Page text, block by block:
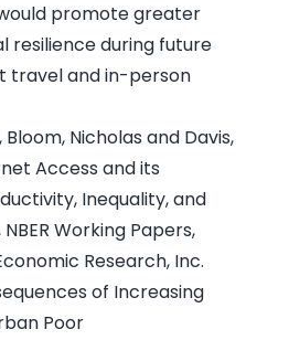
promote greater
resilience during future
travel and in-person
Nicholas and Davis,
Access and its
Inequality, and
NBER Working Papers,
Research, Inc.
of Increasing
Poor